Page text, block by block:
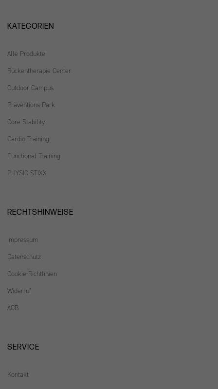
KATEGORIEN
Alle Produkte
Rückentherapie Center
Outdoor Campus
Präventions-Park
Core Stability
Cardio Training
Functional Training
PHYSIO STIXX
RECHTSHINWEISE
Impressum
Datenschutz
Cookie-Richtlinien
Widerruf
AGB
SERVICE
Kontakt